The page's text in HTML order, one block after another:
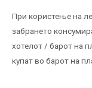
При користење на
забрането
хотелот / барот на
купат во барот на